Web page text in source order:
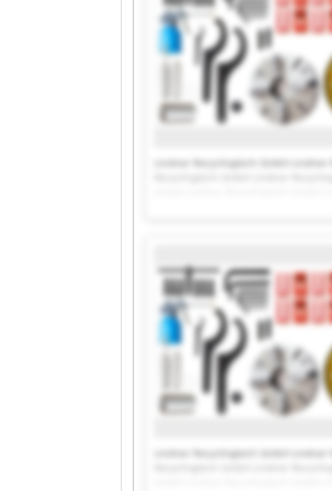
Lindner Recyclingtech GmbH
Recyclingtech GmbH Lindner
Lindner Recyclingtech GmbH